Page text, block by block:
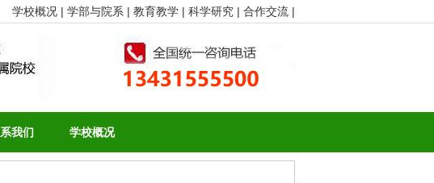
学校概况 | 学部与院系 | 教育教学 | 科学研究 | 合作交流 |
我们 学校概况